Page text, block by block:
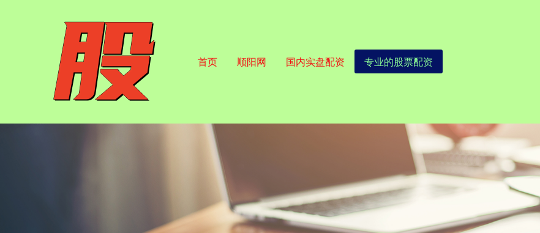
首页 顺阳网 国内实盘配资 专业的股票配资